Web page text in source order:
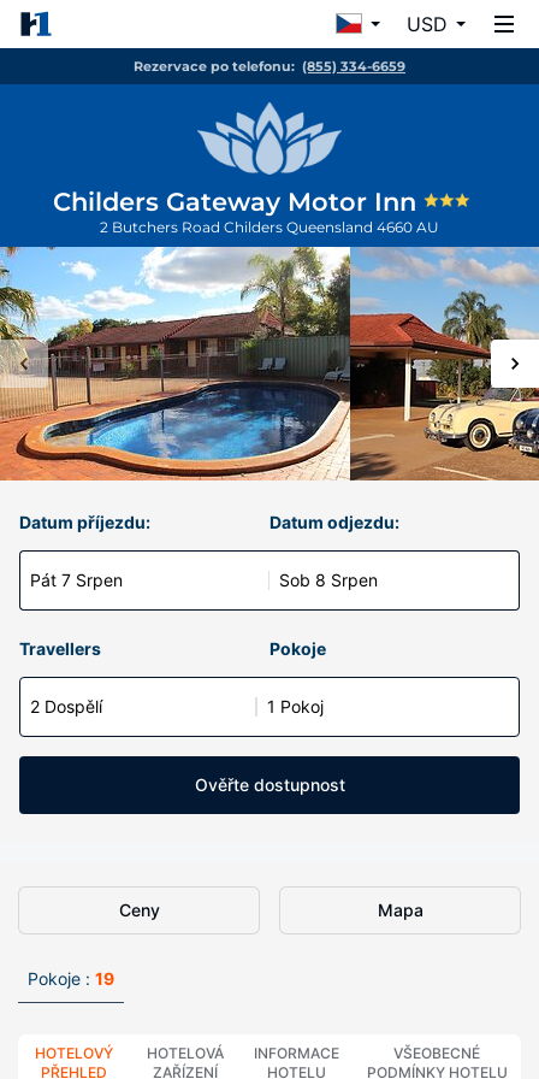
USD
Rezervace po telefonu: (855) 334-6659
Childers Gateway Motor Inn
2 Butchers Road Childers Queensland 4660 AU
Datum příjezdu:
Pát 7 Srpen
Datum odjezdu:
Sob 8 Srpen
Travellers Pokoje
2 Dospělí 1 Pokoj
Ověřte dostupnost
Ceny Mapa
Pokoje : 19
HOTELOVÝ
PŘEHLED
HOTELOVÁ
ZAŘÍZENÍ
INFORMACE
HOTELU
VŠEOBECNÉ
PODMÍNKY HOTELU